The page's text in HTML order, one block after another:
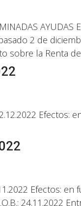
AYUDAS
pasado 2 de
sobre la Renta
Efectos:
24.11.2022